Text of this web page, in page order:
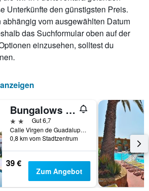
Unterkünfte den günstigsten Preis.
vom ausgewählten Datum
das Suchformular oben auf der
einzusehen, solltest du
Bungalows Castillo Club Lake
2 SterneGut 6,7
Calle Virgen de Guadalupe 18, Caleta de Fuste, Fuerteventura, Spanien
0,8 km vom Stadtzentrum
39 €
Zum Angebot